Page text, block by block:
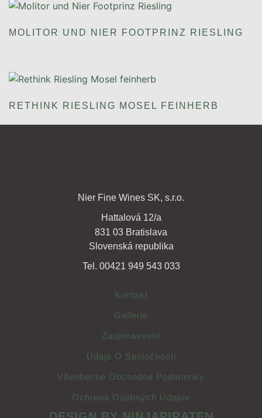
MOLITOR UND NIER FOOTPRINZ RIESLING
RETHINK RIESLING MOSEL FEINHERB
Nier Fine Wines SK, s.r.o.
Hattalová 12/a
831 03 Bratislava
Slovenská republika
Tel. 00421 949 543 033
Kontakt
Gallerie
Zaujimavosti/
Údaje O Spoločnosti
Všeobecné Obchodné Podmienky
Ochrana Osobných Údajov